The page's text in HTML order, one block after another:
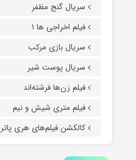
سریال گنج مظفر
فیلم اخراجی ها ۱
سریال بازی مرکب
سریال پوست شیر
فیلم زن‌ها فرشته‌اند
فیلم متری شیش و نیم
کالکشن فیلم‌های هری پاتر